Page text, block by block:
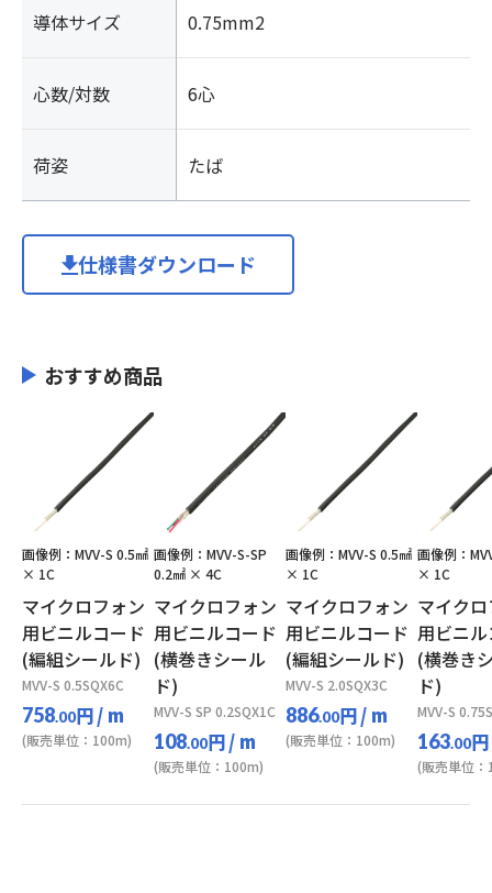
導体サイズ 0.75mm2
心数/対数 6心
荷姿 たば
仕様書ダウンロード
おすすめ商品
画像例：MVV-S 0.5㎟
× 1C
マイクロフォン
用ビニルコード
(編組シールド)
MVV-S 0.5SQX6C
758.00円/ m
(販売単位：100m)
画像例：MVV-S-SP
0.2㎟ × 4C
マイクロフォン
用ビニルコード
(横巻きシール
ド)
MVV-S SP 0.2SQX1C
108.00円/ m
(販売単位：100m)
画像例：MVV-S 0.5㎟
× 1C
マイクロフォン
用ビニルコード
(編組シールド)
MVV-S 2.0SQX3C
886.00円/ m
(販売単位：100m)
画像例：
× 1C
マイク
用ビニ
(横巻き
ド)
MVV-S
163.00円
(販売単位